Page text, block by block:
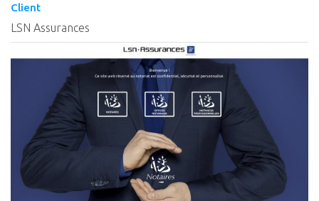
Client
LSN Assurances